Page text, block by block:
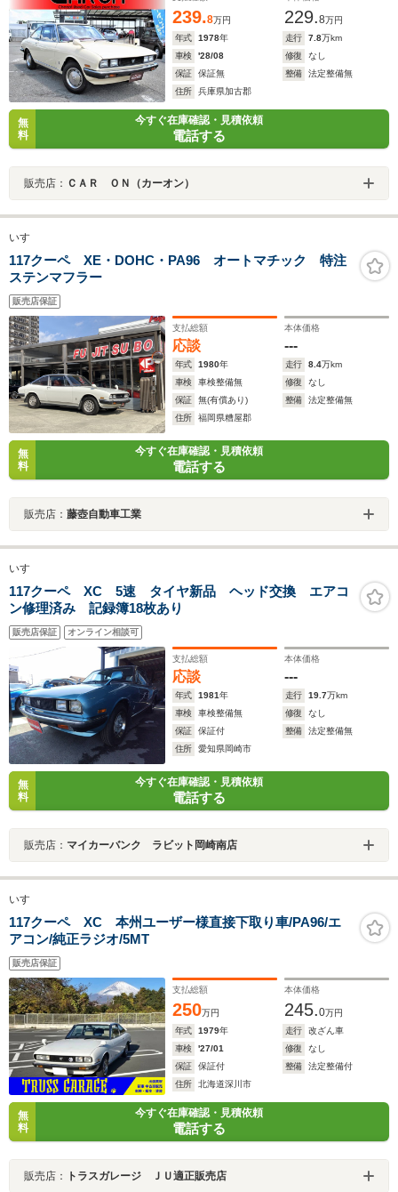
239.8万円 229.8万円
年式
1978年 走行 7.8万km
車検
'28/08 修復
なし
保証
保証無 整備
法定整備無
住所
兵庫県加古郡
無
料
今すぐ在庫確認・見積依頼
電話する
販売店： ＣＡＲ ＯＮ（カーオン）
いすゞ
117クーペ XE・DOHC・PA96 オートマチック 特注
ステンマフラー
販売店保証
支払総額
応談
本体価格
---
年式 1980年 走行 8.4万km
車検
車検整備無 修復
なし
保証
無(有償あり) 整備
法定整備無
住所
福岡県糟屋郡
無
料
今すぐ在庫確認・見積依頼
電話する
販売店： 藤壺自動車工業
いすゞ
117クーペ XC 5速 タイヤ新品 ヘッド交換 エアコ
ン修理済み 記録簿18枚あり
販売店保証 オンライン相談可
支払総額
応談
本体価格
---
年式 1981年 走行 19.7万km
車検
車検整備無 修復
なし
保証
保証付 整備
法定整備無
住所
愛知県岡崎市
無
料
今すぐ在庫確認・見積依頼
電話する
販売店： マイカーバンク ラビット岡崎南店
いすゞ
117クーペ XC 本州ユーザー様直接下取り車/PA96/エ
アコン/純正ラジオ/5MT
販売店保証
支払総額
250万円
本体価格
245.0万円
年式
1979年 走行
改ざん車
車検
'27/01 修復
なし
保証
保証付 整備
法定整備付
住所
北海道深川市
無
料
今すぐ在庫確認・見積依頼
電話する
販売店： トラスガレージ ＪＵ適正販売店